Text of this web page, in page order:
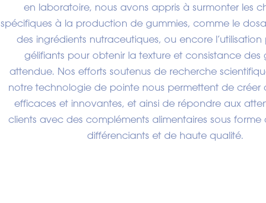
en laboratoire, nous avons appris à surmonter les
spécifiques à la production de gummies, comme le
des ingrédients nutraceutiques, ou encore l’utilisation
gélifiants pour obtenir la texture et consistance des
attendue. Nos efforts soutenus de recherche
notre technologie de pointe nous permettent de créer
efficaces et innovantes, et ainsi de répondre aux
clients avec des compléments alimentaires sous forme
différenciants et de haute qualité.